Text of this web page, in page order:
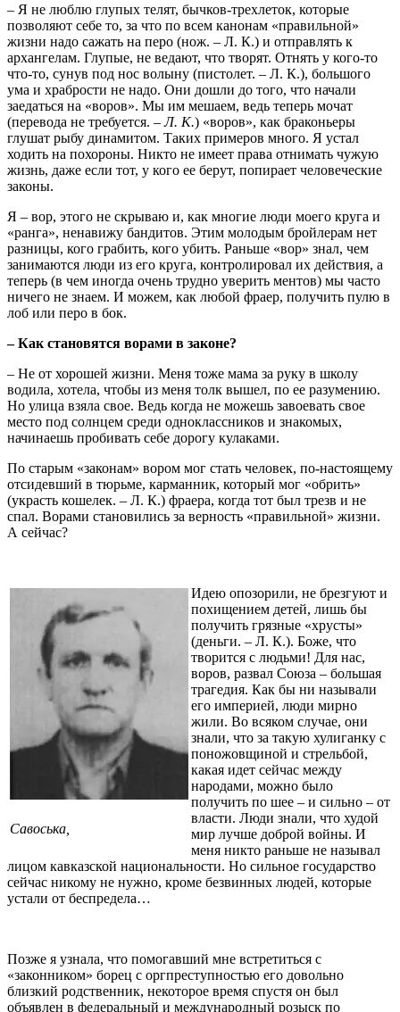
– Я не люблю глупых телят, бычков-трехлеток, которые
позволяют себе то, за что по всем канонам «правильной»
жизни надо сажать на перо (нож. – Л. К.) и отправлять к
архангелам. Глупые, не ведают, что творят. Отнять у кого-то
что-то, сунув под нос волыну (пистолет. – Л. К.), большого
ума и храбрости не надо. Они дошли до того, что начали
заедаться на «воров». Мы им мешаем, ведь теперь мочат
(перевода не требуется. –Л. К.) «воров», как браконьеры
глушат рыбу динамитом. Таких примеров много. Я устал
ходить на похороны. Никто не имеет права отнимать чужую
жизнь, даже если тот, у кого ее берут, попирает человеческие
законы.
Я – вор, этого не скрываю и, как многие люди моего круга и
«ранга», ненавижу бандитов. Этим молодым бройлерам нет
разницы, кого грабить, кого убить. Раньше «вор» знал, чем
занимаются люди из его круга, контролировал их действия, а
теперь (в чем иногда очень трудно уверить ментов) мы часто
ничего не знаем. И можем, как любой фраер, получить пулю в
лоб или перо в бок.
– Как становятся ворами в законе?
– Не от хорошей жизни. Меня тоже мама за руку в школу
водила, хотела, чтобы из меня толк вышел, по ее разумению.
Но улица взяла свое. Ведь когда не можешь завоевать свое
место под солнцем среди одноклассников и знакомых,
начинаешь пробивать себе дорогу кулаками.
По старым «законам» вором мог стать человек, по-настоящему
отсидевший в тюрьме, карманник, который мог «обрить»
(украсть кошелек. – Л. К.) фраера, когда тот был трезв и не
спал. Ворами становились за верность «правильной» жизни.
А сейчас?
Савоська,
Идею опозорили, не брезгуют и
похищением детей, лишь бы
получить грязные «хрусты»
(деньги. – Л. К.). Боже, что
творится с людьми! Для нас,
воров, развал Союза – большая
трагедия. Как бы ни называли
его империей, люди мирно
жили. Во всяком случае, они
знали, что за такую хулиганку с
поножовщиной и стрельбой,
какая идет сейчас между
народами, можно было
получить по шее – и сильно – от
власти. Люди знали, что худой
мир лучше доброй войны. И
меня никто раньше не называл
лицом кавказской национальности. Но сильное государство
сейчас никому не нужно, кроме безвинных людей, которые
устали от беспредела…
Позже я узнала, что помогавший мне встретиться с
«законником» борец с оргпреступностью его довольно
близкий родственник, некоторое время спустя он был
объявлен в федеральный и международный розыск по